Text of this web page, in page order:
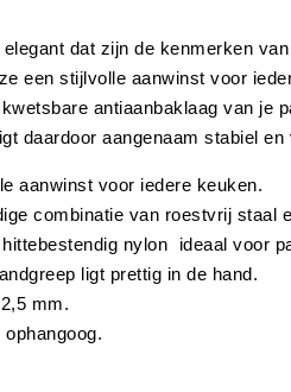
dat zijn de kenmerken
een stijlvolle aanwinst voor
antiaanbaklaag van je
daardoor aangenaam stabiel
aanwinst voor iedere keuken.
combinatie van roestvrij staal
nylon  ideaal voor
ligt prettig in de hand.
mm.
ophangoog.